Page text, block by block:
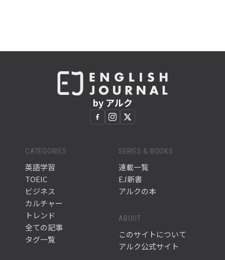
by アルク
CATEGORIES
英語学習
TOEIC
ビジネス
カルチャー
トレンド
全ての記事
タグ一覧
SERIES & BOOKS
連載一覧
EJ新書
アルクの本
ABOUT
このサイトについて
アルク公式サイト